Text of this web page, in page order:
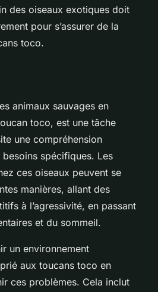
des oiseaux exotiques doit
pour s’assurer de la
toco.
animaux sauvages en
toco, est une tâche
une compréhension
spécifiques. Les
ces oiseaux peuvent se
manières, allant des
à l’agressivité, en passant
et du sommeil.
un environnement
aux toucans toco en
ces problèmes. Cela inclut